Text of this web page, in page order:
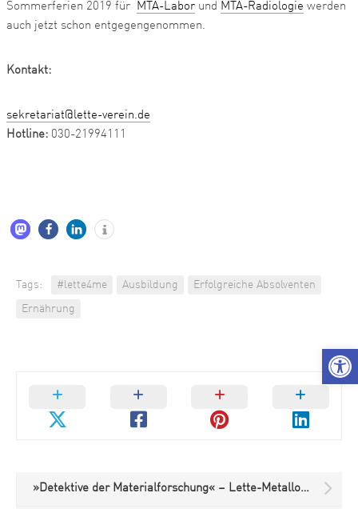
Sommerferien 2019 für MTA-Labor und MTA-Radiologie werden
auch jetzt schon entgegengenommen.
Kontakt:
sekretariat@lette-verein.de
Hotline: 030-21994111
Tags: #lette4me Ausbildung Erfolgreiche Absolventen
Ernährung
»Detektive der Materialforschung« – Lette-Metallograph*innen auf der MINT400